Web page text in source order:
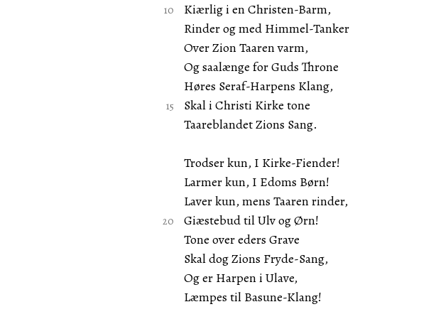
Kiærlig i en Christen-Barm,
Rinder og med Himmel-Tanker
Over Zion Taaren varm,
Og saalænge for Guds Throne
Høres Seraf-Harpens Klang,
Skal i Christi Kirke tone
Taareblandet Zions Sang.
Trodser kun, I Kirke-Fiender!
Larmer kun, I Edoms Børn!
Laver kun, mens Taaren rinder,
Giæstebud til Ulv og Ørn!
Tone over eders Grave
Skal dog Zions Fryde-Sang,
Og er Harpen i Ulave,
Læmpes til Basune-Klang!